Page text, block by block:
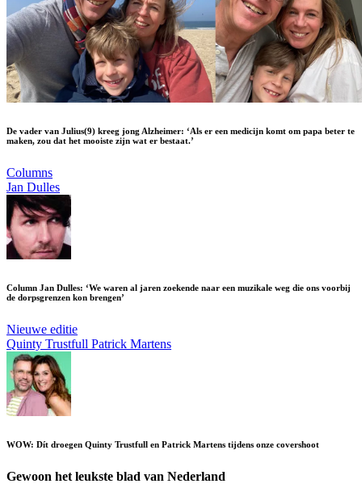
De vader van Julius(9) kreeg jong Alzheimer: ‘Als er een medicijn komt om papa beter te
maken, zou dat het mooiste zijn wat er bestaat.’
Columns
Jan Dulles
Column Jan Dulles: ‘We waren al jaren zoekende naar een muzikale weg die ons voorbij
de dorpsgrenzen kon brengen’
Nieuwe editie
Quinty Trustfull Patrick Martens
WOW: Dít droegen Quinty Trustfull en Patrick Martens tijdens onze covershoot
Gewoon het leukste blad van Nederland